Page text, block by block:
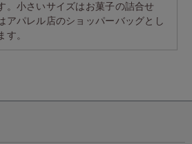
。小さいサイズはお菓子の詰合せ
アパレル店のショッパーバッグとし
す。